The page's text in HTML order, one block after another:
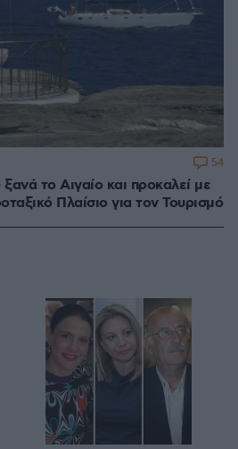
το Αιγαίο και προκαλεί με
Πλαίσιο για τον Τουρισμό
54